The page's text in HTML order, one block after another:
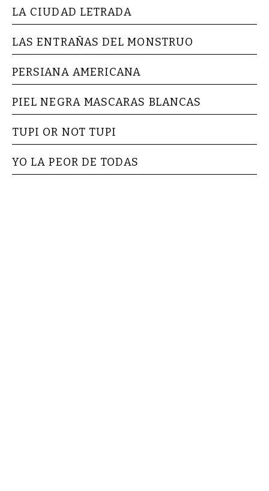
LA CIUDAD LETRADA
LAS ENTRAÑAS DEL MONSTRUO
PERSIANA AMERICANA
PIEL NEGRA MASCARAS BLANCAS
TUPI OR NOT TUPI
YO LA PEOR DE TODAS